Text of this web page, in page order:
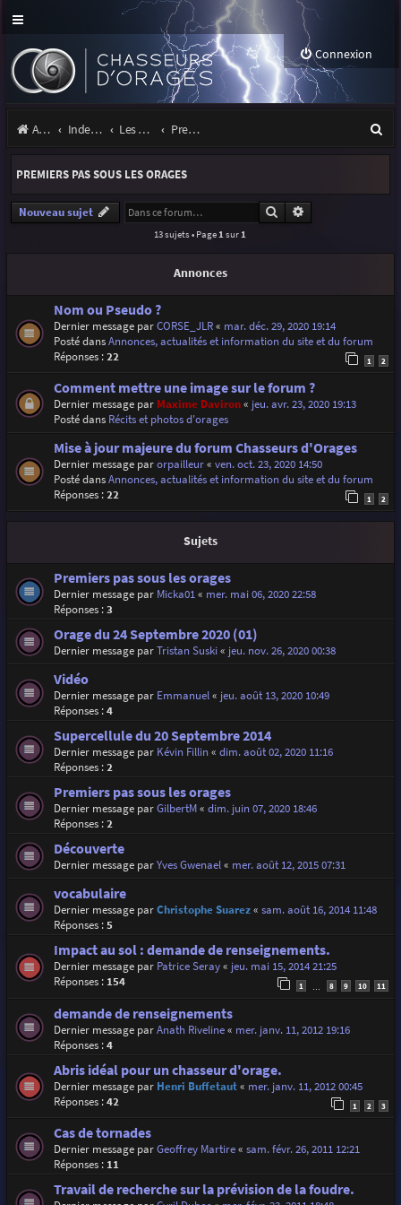
Connexion
Accueil Index du forum Les orages Premiers pas sous les orages
e
r
PREMIERS PAS SOUS LES ORAGES
Nouveau sujet Rechercher
13 sujets • Page 1 sur 1
Annonces
Nom ou Pseudo ?
Dernier message parCORSE_JLR« mar. déc. 29, 2020 19:14
Posté dansAnnonces, actualités et information du site et du forum
Réponses :22 1 2
Comment mettre une image sur le forum ?
Dernier message par Maxime Daviron« jeu. avr. 23, 2020 19:13
Posté dans Récits et photos d'orages
Mise à jour majeure du forum Chasseurs d'Orages
Dernier message parorpailleur« ven. oct. 23, 2020 14:50
Posté dansAnnonces, actualités et information du site et du forum
Réponses :22 1 2
Sujets
Premiers pas sous les orages
Dernier message par Micka01« mer. mai 06, 2020 22:58
Réponses :3
Orage du 24 Septembre 2020 (01)
Dernier message parTristan Suski« jeu. nov. 26, 2020 00:38
Vidéo
Dernier message par Emmanuel« jeu. août 13, 2020 10:49
Réponses :4
Supercellule du 20 Septembre 2014
Dernier message par Kévin Fillin« dim. août 02, 2020 11:16
Réponses :2
Premiers pas sous les orages
Dernier message parGilbertM« dim. juin 07, 2020 18:46
Réponses :2
Découverte
Dernier message parYves Gwenael« mer. août 12, 2015 07:31
vocabulaire
Dernier message parChristophe Suarez« sam. août 16, 2014 11:48
Réponses :5
Impact au sol : demande de renseignements.
Dernier message par Patrice Seray« jeu. mai 15, 2014 21:25
Réponses : 154 1 8 9 10 11
demande de renseignements
Dernier message parAnath Riveline« mer. janv. 11, 2012 19:16
Réponses :4
Abris idéal pour un chasseur d'orage.
Dernier message par Henri Buffetaut« mer. janv. 11, 2012 00:45
Réponses :42 1 2 3
Cas de tornades
Dernier message parGeoffrey Martire« sam. févr. 26, 2011 12:21
Réponses : 11
Travail de recherche sur la prévision de la foudre.